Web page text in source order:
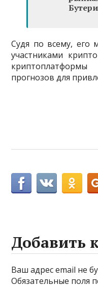
Судя по всему, его
участниками
прогнозов для
Добавить
Ваш адрес email не
Обязательные поля